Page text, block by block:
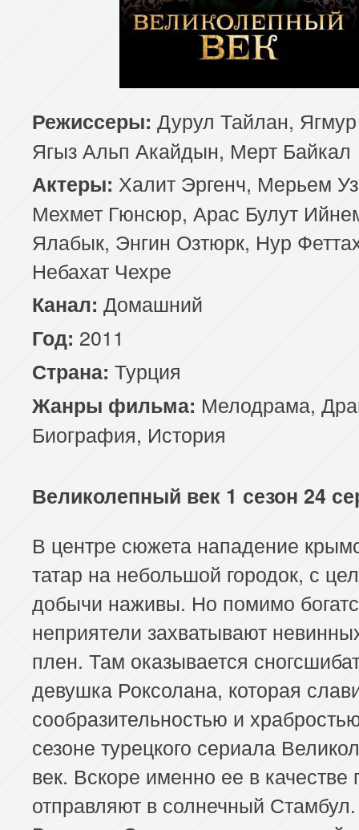
Режиссеры: Дурул Тайлан,
Ягыз Альп Акайдын, Мерт Байкал
Актеры: Халит Эргенч, Мерьем
Мехмет Гюнсюр, Арас Булут
Ялабык, Энгин Озтюрк, Нур
Небахат Чехре
Канал: Домашний
Год: 2011
Страна: Турция
Жанры фильма: Мелодрама,
Биография, История
Великолепный век 1 сезон 24
В центре сюжета нападение
татар на небольшой городок, с
добычи наживы. Но помимо
неприятели захватывают
плен. Там оказывается
девушка Роксолана, которая
сообразительностью и
сезоне турецкого сериала
век. Вскоре именно ее в качестве
отправляют в солнечный